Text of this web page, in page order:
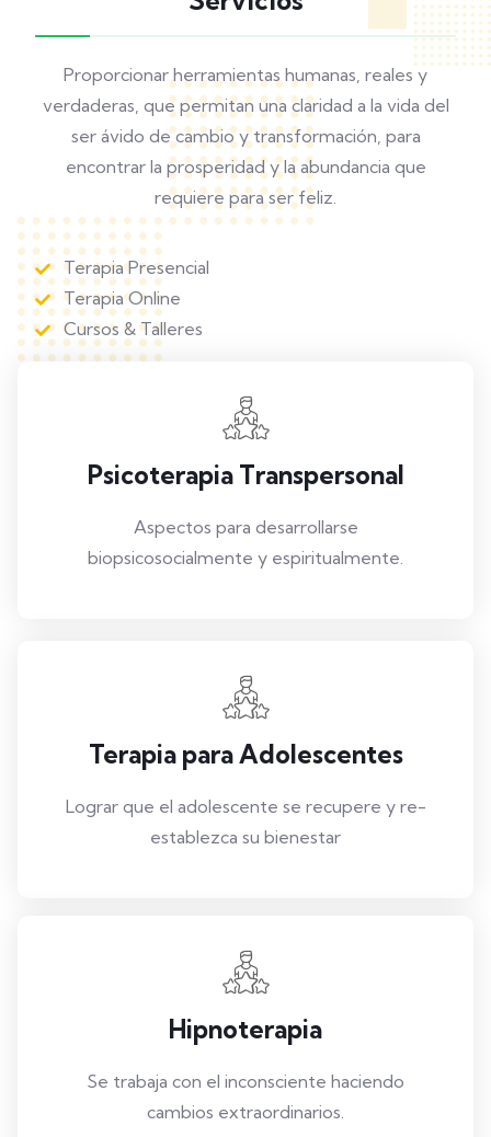
Proporcionar herramientas humanas, reales y
verdaderas, que permitan una claridad a la vida del
ser ávido de cambio y transformación, para
encontrar la prosperidad y la abundancia que
requiere para ser feliz.
Terapia Presencial
Terapia Online
Cursos & Talleres
Psicoterapia Transpersonal
Aspectos para desarrollarse
biopsicosocialmente y espiritualmente.
Terapia para Adolescentes
Lograr que el adolescente se recupere y re-
establezca su bienestar
Hipnoterapia
Se trabaja con el inconsciente haciendo
cambios extraordinarios.